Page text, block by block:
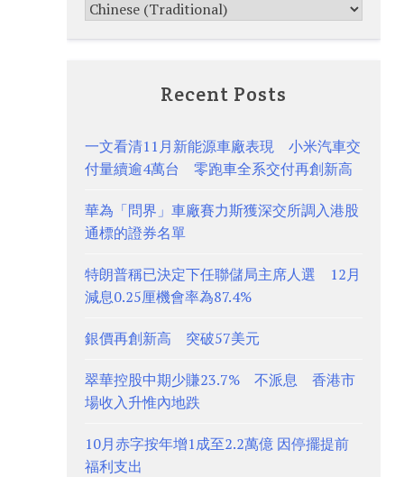
Recent Posts
一文看清11月新能源車廠表現 小米汽車交
付量續逾4萬台 零跑車全系交付再創新高
華為「問界」車廠賽力斯獲深交所調入港股
通標的證券名單
特朗普稱已決定下任聯儲局主席人選 12月
減息0.25厘機會率為87.4%
銀價再創新高 突破57美元
翠華控股中期少賺23.7% 不派息 香港市
場收入升惟內地跌
10月赤字按年增1成至2.2萬億 因停擺提前
福利支出